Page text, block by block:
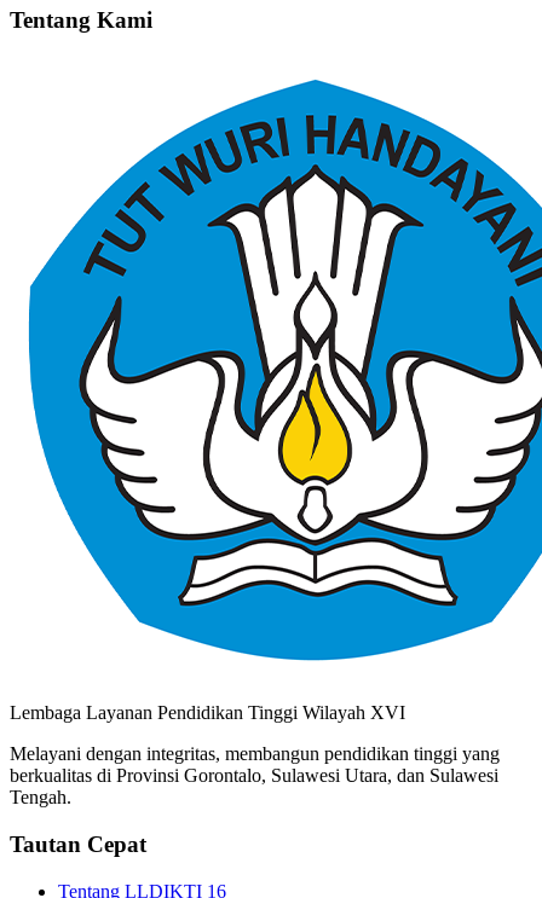
Tentang Kami
Lembaga Layanan Pendidikan Tinggi Wilayah XVI
Melayani dengan integritas, membangun pendidikan tinggi yang
berkualitas di Provinsi Gorontalo, Sulawesi Utara, dan Sulawesi
Tengah.
Tautan Cepat
Tentang LLDIKTI 16